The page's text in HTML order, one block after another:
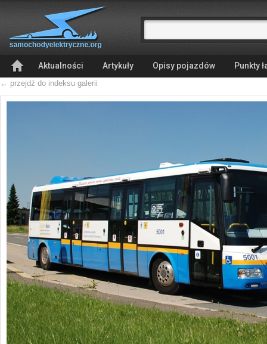
Aktualności Artykuły Opisy pojazdów Punkty
← przejdź do indeksu galerii